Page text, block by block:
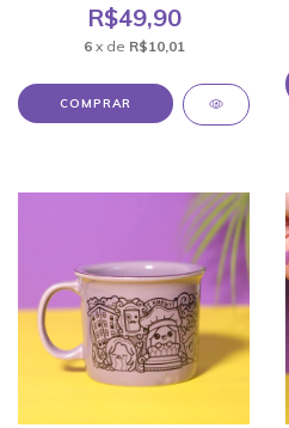
R$49,90
6 x de R$10,01